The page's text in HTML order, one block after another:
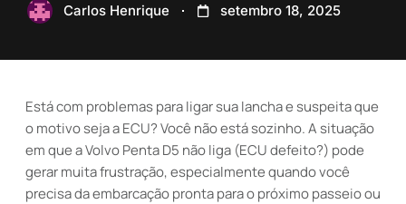
Carlos Henrique setembro 18, 2025
Está com problemas para ligar sua lancha e suspeita que
o motivo seja a ECU? Você não está sozinho. A situação
em que a Volvo Penta D5 não liga (ECU defeito?) pode
gerar muita frustração, especialmente quando você
precisa da embarcação pronta para o próximo passeio ou